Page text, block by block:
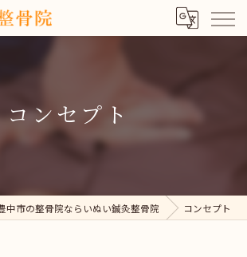
コンセプト
中市の整骨院ならいぬい鍼灸整骨院 コンセプト